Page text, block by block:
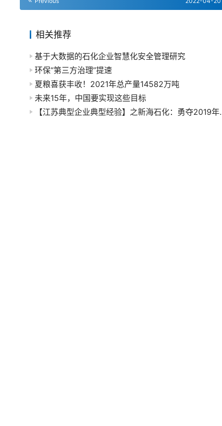
相关推荐
基于大数据的石化企业智慧化安全管理研究
环保“第三方治理”提速
夏粮喜获丰收！2021年总产量14582万吨
未来15年，中国要实现这些目标
【江苏典型企